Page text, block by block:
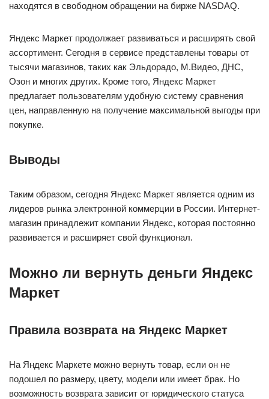
находятся в свободном обращении на бирже NASDAQ.
Яндекс Маркет продолжает развиваться и расширять свой
ассортимент. Сегодня в сервисе представлены товары от
тысячи магазинов, таких как Эльдорадо, М.Видео, ДНС,
Озон и многих других. Кроме того, Яндекс Маркет
предлагает пользователям удобную систему сравнения
цен, направленную на получение максимальной выгоды при
покупке.
Выводы
Таким образом, сегодня Яндекс Маркет является одним из
лидеров рынка электронной коммерции в России. Интернет-
магазин принадлежит компании Яндекс, которая постоянно
развивается и расширяет свой функционал.
Можно ли вернуть деньги Яндекс
Маркет
Правила возврата на Яндекс Маркет
На Яндекс Маркете можно вернуть товар, если он не
подошел по размеру, цвету, модели или имеет брак. Но
возможность возврата зависит от юридического статуса